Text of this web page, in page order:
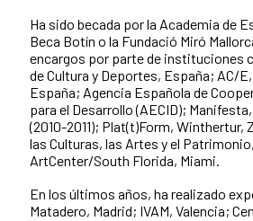
Ha sido becada por la Academia de
Beca Botín o la Fundació Miró
encargos por parte de instituciones
de Cultura y Deportes, España; AC/
España; Agencia Española de
para el Desarrollo (AECID);
(2010-2011); Plat(t)Form, Winthertur,
las Culturas, las Artes y el
ArtCenter/South Florida, Miami.
En los últimos años, ha realizado
Matadero, Madrid; IVAM, Valencia;